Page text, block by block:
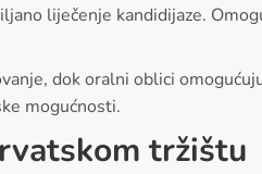
liječenje kandidijaze.
dok oralni oblici
mogućnosti.
tržištu